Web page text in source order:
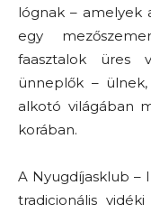
lógnak – amelyek
egy
faasztalok üres
ünneplők –
alkotó világában
korában.
A Nyugdíjasklub –
tradicionális